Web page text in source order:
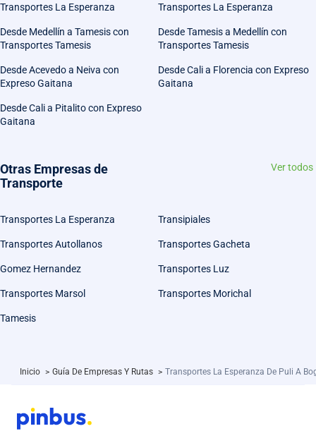
Transportes La Esperanza
Transportes La Esperanza
Desde Medellín a Tamesis con
Transportes Tamesis
Desde Tamesis a Medellín con
Transportes Tamesis
Desde Acevedo a Neiva con
Expreso Gaitana
Desde Cali a Florencia con Expreso
Gaitana
Desde Cali a Pitalito con Expreso
Gaitana
Otras Empresas de
Transporte
Ver todos
Transportes La Esperanza Transipiales
Transportes Autollanos Transportes Gacheta
Gomez Hernandez Transportes Luz
Transportes Marsol Transportes Morichal
Tamesis
Inicio > Guía De Empresas Y Rutas > Transportes La Esperanza De Puli A